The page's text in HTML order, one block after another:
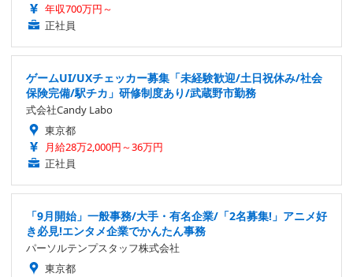
年収700万円～
正社員
ゲームUI/UXチェッカー募集「未経験歓迎/土日祝休み/社会
保険完備/駅チカ」研修制度あり/武蔵野市勤務
式会社Candy Labo
東京都
月給28万2,000円～36万円
正社員
「9月開始」一般事務/大手・有名企業/「2名募集!」アニメ好
き必見!エンタメ企業でかんたん事務
パーソルテンプスタッフ株式会社
東京都